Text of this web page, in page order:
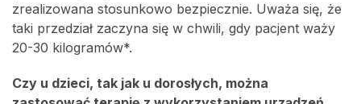
zrealizowana stosunkowo bezpiecznie. Uważa się, że
taki przedział zaczyna się w chwili, gdy pacjent waży
20-30 kilogramów*.
Czy u dzieci, tak jak u dorosłych, można